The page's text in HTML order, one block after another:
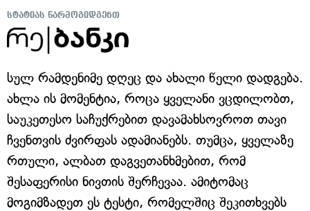
სტატიას წარმოგიდგენთ
სულ რამდენიმე დღეც და ახალი წელი დადგება.
ახლა ის მომენტია, როცა ყველანი ვცდილობთ,
საუკეთესო საჩუქრებით დავამახსოვროთ თავი
ჩვენთვის ძვირფას ადამიანებს. თუმცა, ყველაზე
რთული, ალბათ დაგვეთანხმებით, რომ
შესაფერისი ნივთის შერჩევაა. ამიტომაც
მოგიმზადეთ ეს ტესტი, რომელშიც შეკითხვებს